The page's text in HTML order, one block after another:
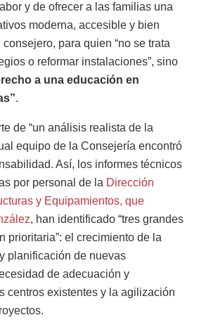
y de ofrecer a las familias una
moderna, accesible y bien
para quien “no se trata
o reformar instalaciones”, sino
a una educación en
.
de “un análisis realista de la
equipo de la Consejería encontró
Así, los informes técnicos
por personal de la Dirección
y Equipamientos, que
, han identificado “tres grandes
prioritaria”: el crecimiento de la
planificación de nuevas
de adecuación y
centros existentes y la agilización